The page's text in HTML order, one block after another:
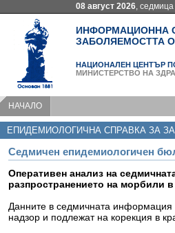
08 август 2026, седмица
ИНФОРМАЦИОННА
ЗАБОЛЯЕМОСТТА
НАЦИОНАЛЕН ЦЕНТЪР
МИНИСТЕРСТВО НА
НАЧАЛО
ЕПИДЕМИОЛОГИЧНА СПРАВКА ЗА
Седмичен епидемиологичен
Оперативен анализ на
разпространението на морбили
Данните в седмичната информация
надзор и подлежат на корекция в